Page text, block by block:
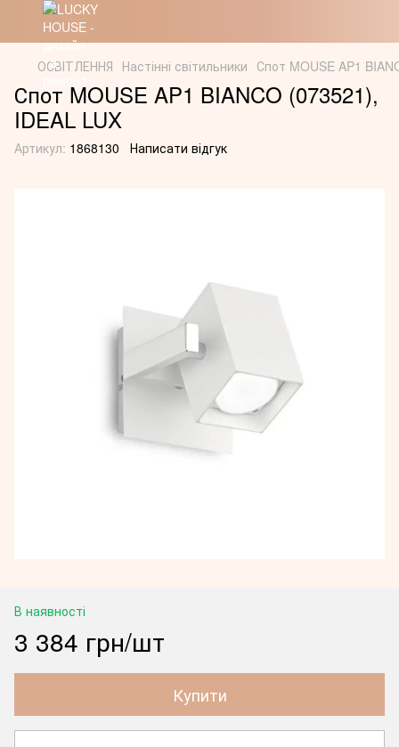
ОСВІТЛЕННЯ Настінні світильники Спот MOUSE AP1
Спот MOUSE AP1 BIANCO (073521),
IDEAL LUX
Артикул: 1868130 Написати відгук
В наявності
3 384 грн/шт
Купити